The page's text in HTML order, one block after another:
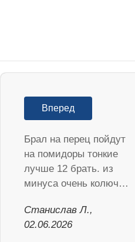
Вперед
Брал на перец пойдут
на помидоры тонкие
лучше 12 брать. из
минуса очень колюч…
Станислав Л.,
02.06.2026